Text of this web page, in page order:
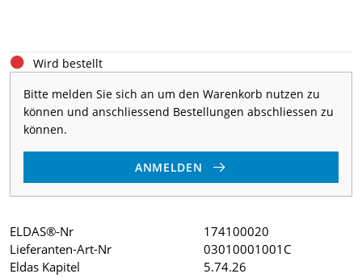
Wird bestellt
Bitte melden Sie sich an um den Warenkorb nutzen zu
können und anschliessend Bestellungen abschliessen zu
können.
ANMELDEN
ELDAS®-Nr
174100020
Lieferanten-Art-Nr
03010001001C
Eldas Kapitel
5.74.26